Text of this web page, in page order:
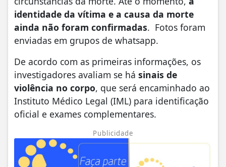
identidade da vítima e a causa da morte
ainda não foram confirmadas. Fotos foram
enviadas em grupos de whatsapp.
De acordo com as primeiras informações, os
investigadores avaliam se há sinais de
violência no corpo, que será encaminhado ao
Instituto Médico Legal (IML) para identificação
oficial e exames complementares.
Publicidade